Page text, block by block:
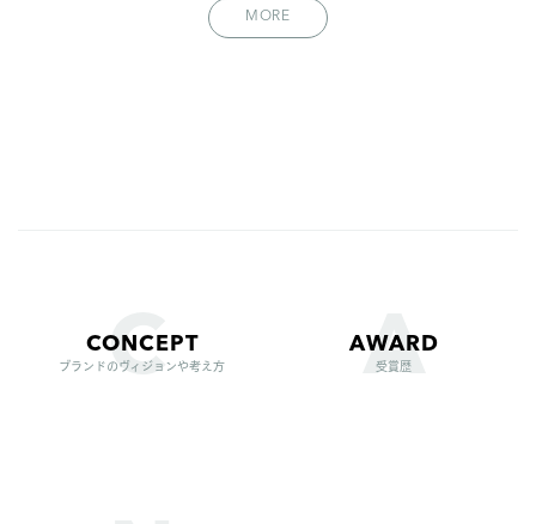
MORE
CONCEPT
ブランドのヴィジョンや考え方
AWARD
受賞歴